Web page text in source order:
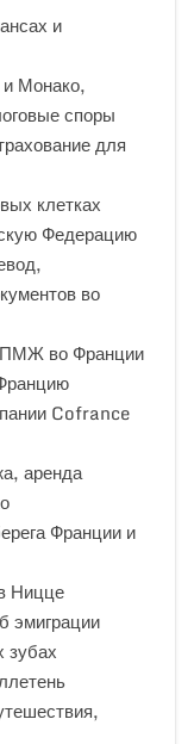
и
и Монако,
споры
для
клетках
Федерацию
во
во Франции
Cofrance
аренда
Франции и
Ницце
эмиграции
зубах